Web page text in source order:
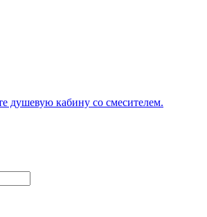
душевую кабину со смесителем.